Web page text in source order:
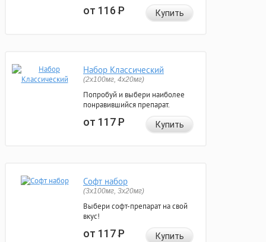
от 116Р Купить
Набор Классический
(2x100мг, 4x20мг)
Попробуй и выбери наиболее
понравившийся препарат.
от 117Р Купить
Софт набор
(3x100мг, 3x20мг)
Выбери софт-препарат на свой
вкус!
от 117Р Купить